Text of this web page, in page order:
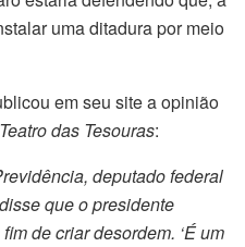
uma ditadura por meio
em seu site a opinião
Teatro das Tesouras:
deputado federal
que o presidente
de criar desordem. ‘É um